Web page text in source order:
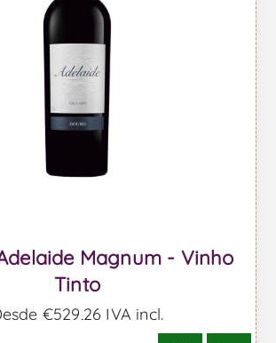
Magnum - Vinho
Tinto
€529,26 IVA incl.